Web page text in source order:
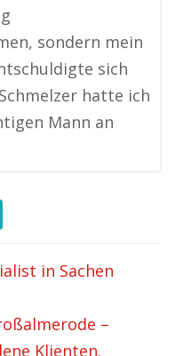
sondern mein
sich
hatte ich
Mann an
in Sachen
–
Klienten.